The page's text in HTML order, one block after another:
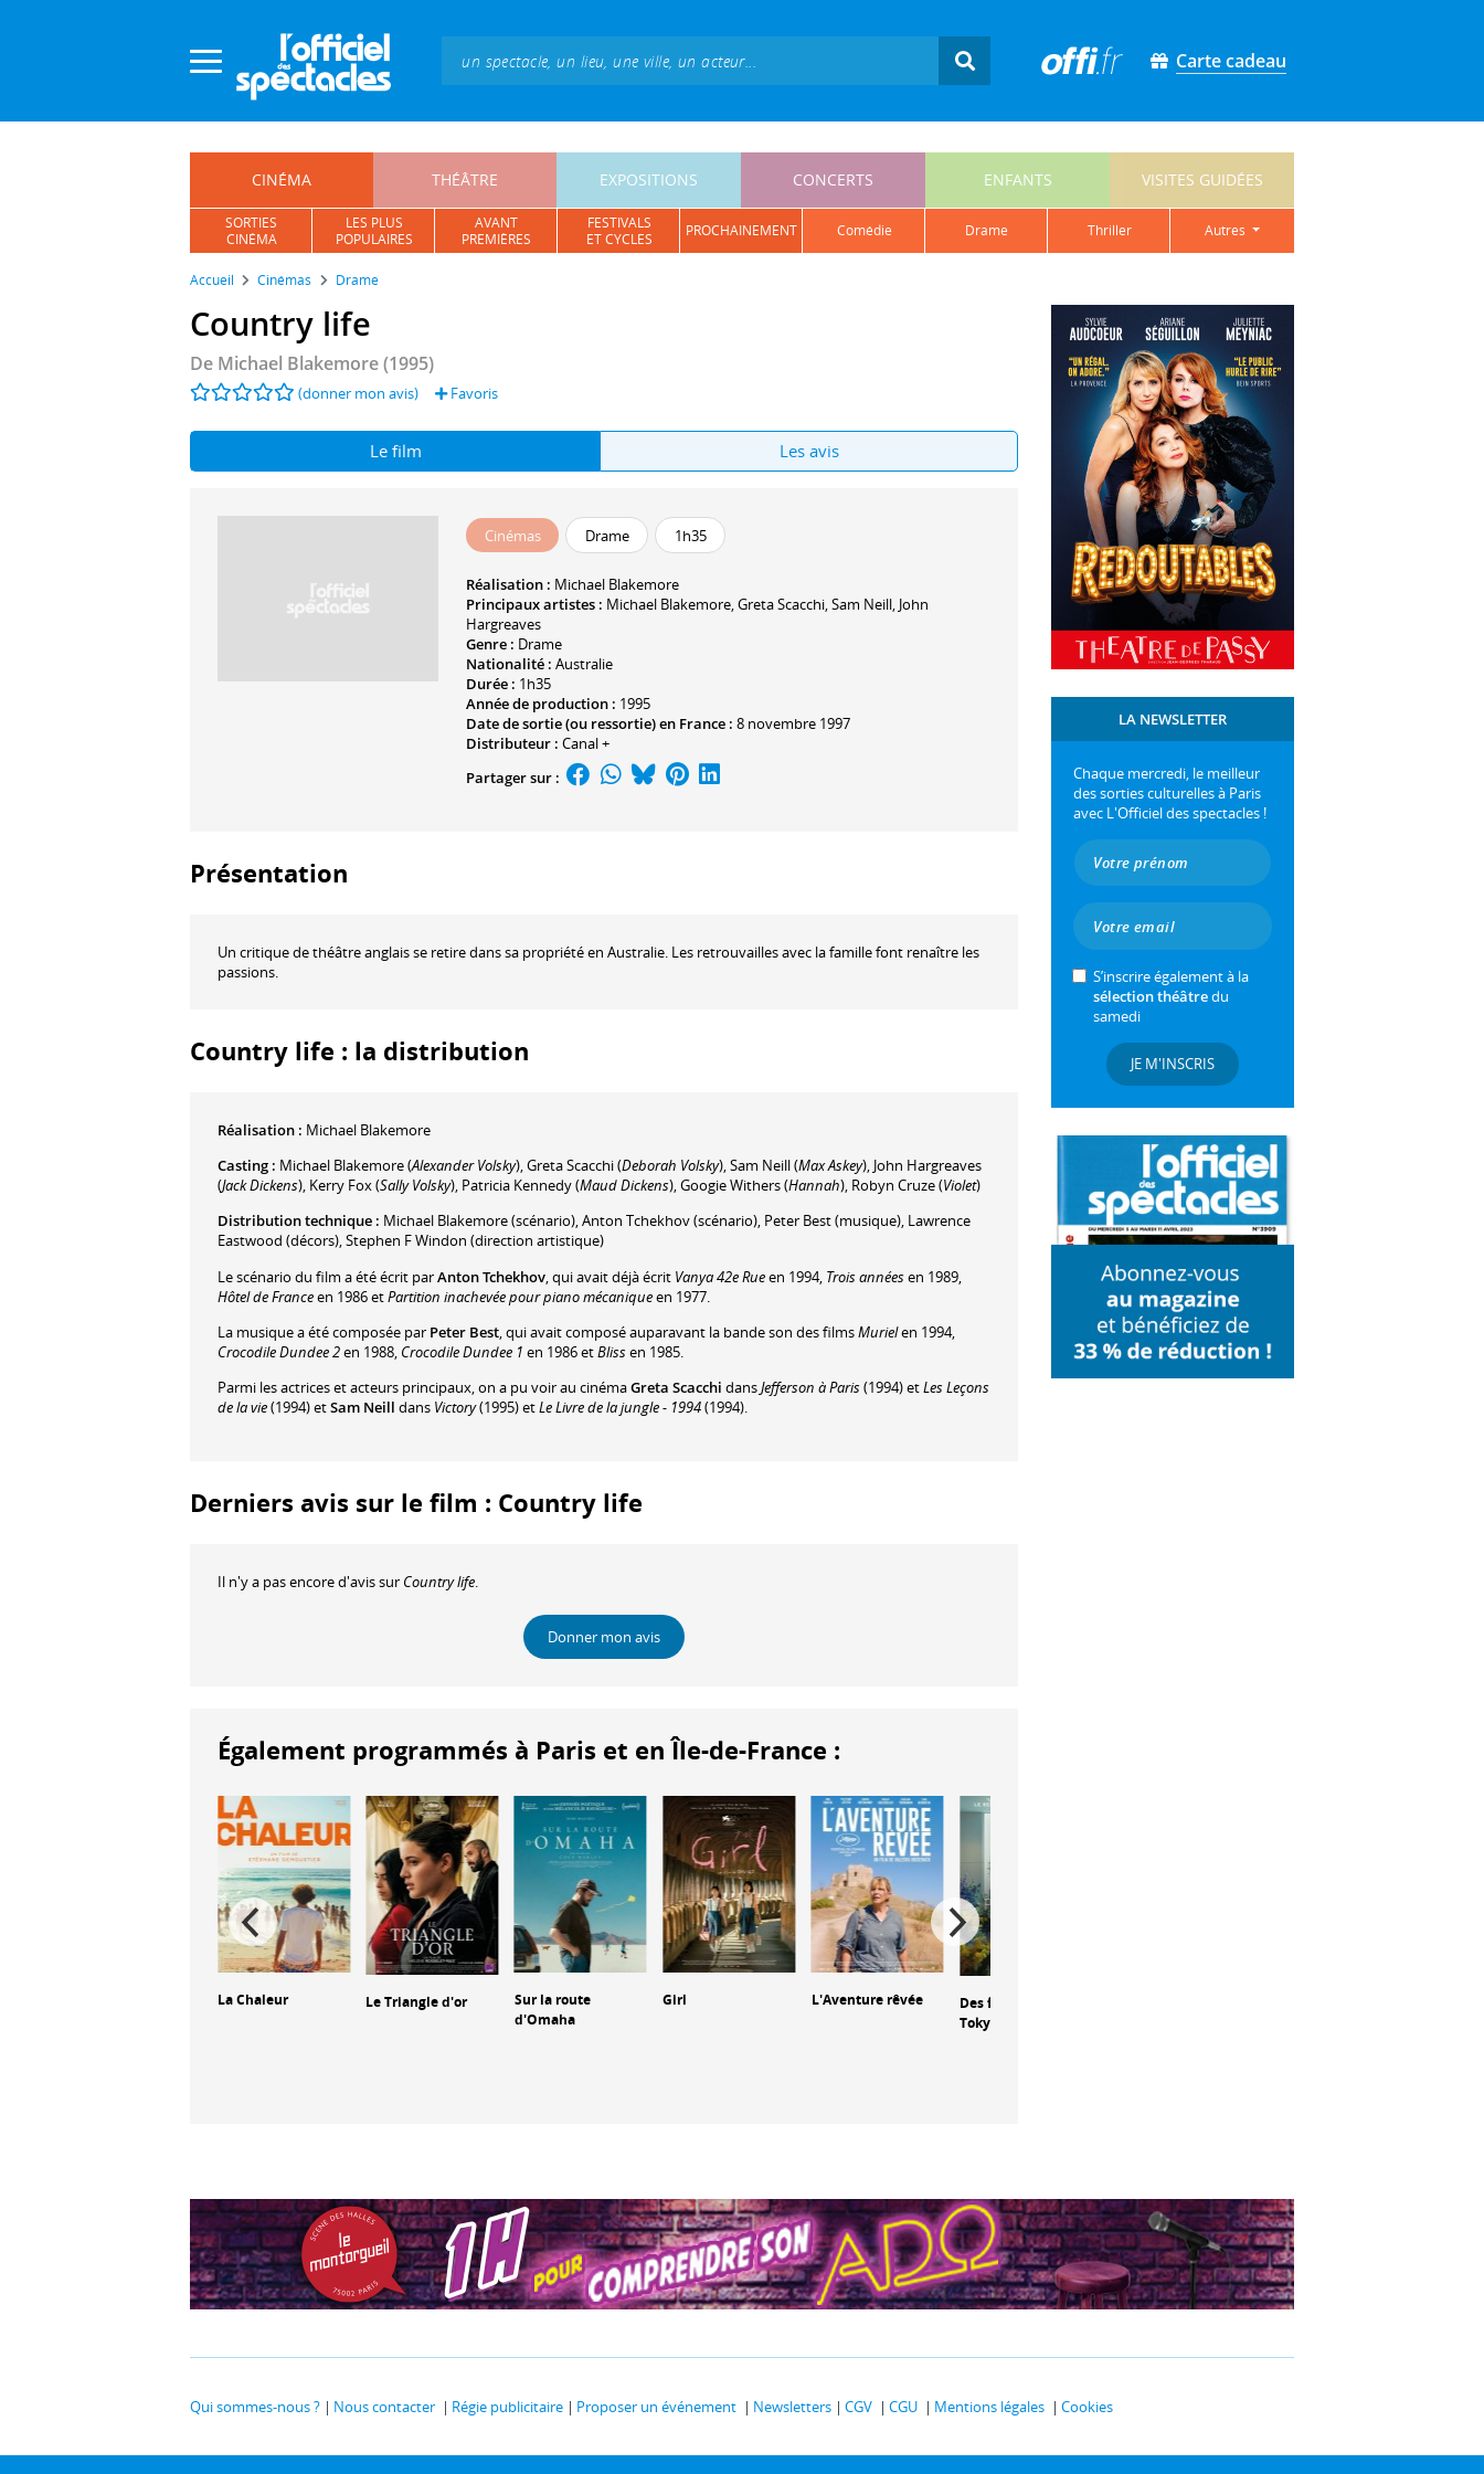
Carte cadeau
CINÉMA THÉÂTRE EXPOSITIONS CONCERTS ENFANTS VISITES GUIDÉES
SORTIES
CINÉMA
LES PLUS
POPULAIRES
AVANT
PREMIÈRES
FESTIVALS
ET CYCLES
PROCHAINEMENT comédie drame thriller autres
Accueil Cinémas Drame
Country life
De Michael Blakemore(1995)
(donner mon avis) Favoris
Le film Les avis
Cinémas Drame 1h35
Réalisation : Michael Blakemore
Principaux artistes : Michael Blakemore,Greta Scacchi,Sam Neill, John
Hargreaves
Genre : Drame
Nationalité : Australie
Durée : 1h35
Année de production : 1995
Date de sortie (ou ressortie) en France : 8 novembre 1997
Distributeur : Canal +
Partager sur :
Présentation
Un critique de théâtre anglais se retire dans sa propriété en Australie. Les retrouvailles avec la famille font renaître les
passions.
Country life : la distribution
Réalisation : Michael Blakemore
Casting : Michael Blakemore(Alexander Volsky),Greta Scacchi(Deborah Volsky),Sam Neill(Max Askey), John Hargreaves
(Jack Dickens), Kerry Fox(Sally Volsky), Patricia Kennedy(Maud Dickens),Googie Withers(Hannah), Robyn Cruze(Violet)
Distribution technique : Michael Blakemore(scénario),Anton Tchekhov(scénario), Peter Best(musique), Lawrence
Eastwood (décors),Stephen F Windon (direction artistique)
Le scénario du film a été écrit parAnton Tchekhov, qui avait déjà écrit Vanya 42e Rueen 1994, Trois annéesen 1989,
Hôtel de Franceen 1986 etPartition inachevée pour piano mécaniqueen 1977.
La musique a été composée par Peter Best, qui avait composé auparavant la bande son des filmsMurielen 1994,
Crocodile Dundee 2en 1988, Crocodile Dundee 1 en 1986 etBlissen 1985.
Parmi les actrices et acteurs principaux, on a pu voir au cinémaGreta Scacchi dansJefferson à Paris(1994) etLes Leçons
de la vie(1994) etSam Neill dans Victory(1995) etLe Livre de la jungle - 1994(1994).
Derniers avis sur le film : Country life
Il n'y a pas encore d'avis sur Country life.
Donner mon avis
Également programmés à Paris et en Île-de-France :
La Chaleur Le Triangle d'or
Sur la route
d'Omaha
Girl L'Aventure rêvée
Des fleurs pour
Tokyo
LA NEWSLETTER
Chaque mercredi, le meilleur
des sorties culturelles à Paris
avec L'Officiel des spectacles !
S’inscrire également à la
sélection théâtredu
samedi
JE M'INSCRIS
Qui sommes-nous ? Nous contacter Régie publicitaire Proposer un événement Newsletters CGV CGU Mentions légales Cookies